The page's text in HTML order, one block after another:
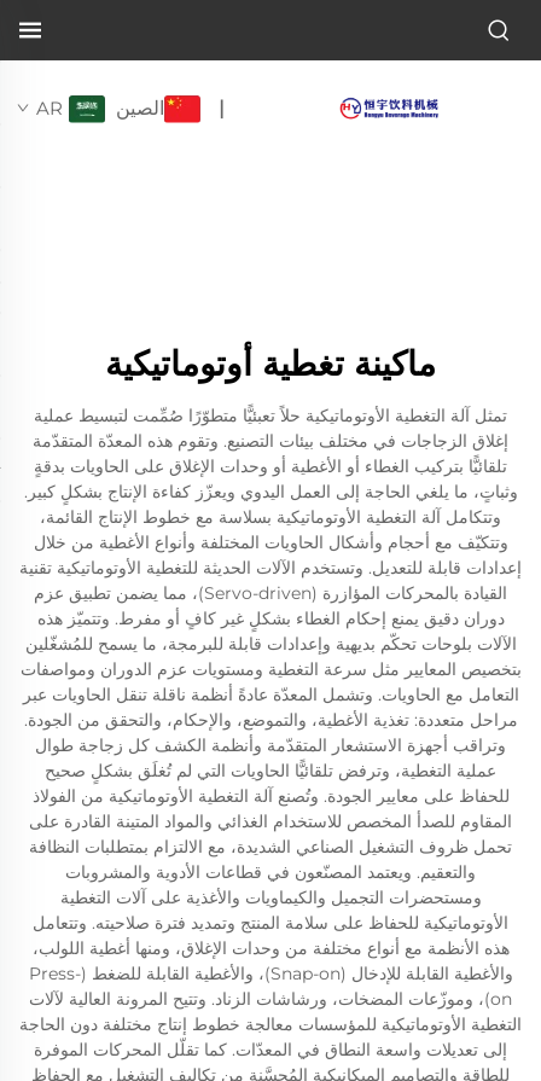
| الصين AR
ماكينة تغطية أوتوماتيكية
تمثل آلة التغطية الأوتوماتيكية حلاً تعبئيًّا متطوّرًا صُمِّمت لتبسيط عملية
إغلاق الزجاجات في مختلف بيئات التصنيع. وتقوم هذه المعدّة المتقدّمة
تلقائيًّا بتركيب الغطاء أو الأغطية أو وحدات الإغلاق على الحاويات بدقةٍ
وثباتٍ، ما يلغي الحاجة إلى العمل اليدوي ويعزّز كفاءة الإنتاج بشكلٍ كبير.
وتتكامل آلة التغطية الأوتوماتيكية بسلاسة مع خطوط الإنتاج القائمة،
وتتكيّف مع أحجام وأشكال الحاويات المختلفة وأنواع الأغطية من خلال
إعدادات قابلة للتعديل. وتستخدم الآلات الحديثة للتغطية الأوتوماتيكية تقنية
القيادة بالمحركات المؤازرة (Servo-driven)، مما يضمن تطبيق عزم
دوران دقيق يمنع إحكام الغطاء بشكلٍ غير كافٍ أو مفرط. وتتميّز هذه
الآلات بلوحات تحكّم بديهية وإعدادات قابلة للبرمجة، ما يسمح للمُشغّلين
بتخصيص المعايير مثل سرعة التغطية ومستويات عزم الدوران ومواصفات
التعامل مع الحاويات. وتشمل المعدّة عادةً أنظمة ناقلة تنقل الحاويات عبر
مراحل متعددة: تغذية الأغطية، والتموضع، والإحكام، والتحقق من الجودة.
وتراقب أجهزة الاستشعار المتقدّمة وأنظمة الكشف كل زجاجة طوال
عملية التغطية، وترفض تلقائيًّا الحاويات التي لم تُغلَق بشكلٍ صحيح
للحفاظ على معايير الجودة. وتُصنع آلة التغطية الأوتوماتيكية من الفولاذ
المقاوم للصدأ المخصص للاستخدام الغذائي والمواد المتينة القادرة على
تحمل ظروف التشغيل الصناعي الشديدة، مع الالتزام بمتطلبات النظافة
والتعقيم. ويعتمد المصنّعون في قطاعات الأدوية والمشروبات
ومستحضرات التجميل والكيماويات والأغذية على آلات التغطية
الأوتوماتيكية للحفاظ على سلامة المنتج وتمديد فترة صلاحيته. وتتعامل
هذه الأنظمة مع أنواع مختلفة من وحدات الإغلاق، ومنها أغطية اللولب،
والأغطية القابلة للإدخال (Snap-on)، والأغطية القابلة للضغط (Press-
on)، وموزّعات المضخات، ورشاشات الزناد. وتتيح المرونة العالية لآلات
التغطية الأوتوماتيكية للمؤسسات معالجة خطوط إنتاج مختلفة دون الحاجة
إلى تعديلات واسعة النطاق في المعدّات. كما تقلّل المحركات الموفرة
للطاقة والتصاميم الميكانيكية المُحسَّنة من تكاليف التشغيل مع الحفاظ